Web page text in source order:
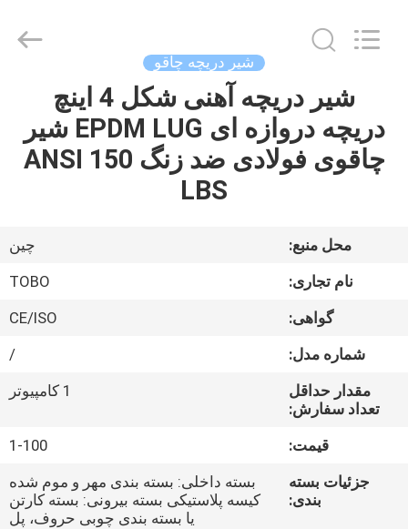
صفحه
اصلی
درباره
کارخانه
کنترل
GROUP
شیر دریچه چاقو
شیر دریچه آهنی شکل 4 اینچ
دریچه دروازه ای EPDM LUG شیر
چاقوی فولادی ضد زنگ ANSI 150
LBS
محل منبع:
چین
نام تجاری:
TOBO
گواهی:
CE/ISO
شماره مدل:
/
مقدار حداقل
تعداد سفارش:
1 کامپیوتر
قیمت:
1-100
جزئیات بسته
بندی:
بسته داخلی: بسته بندی مهر و موم شده
کیسه پلاستیکی بسته بیرونی: بسته کارتن
یا بسته بندی چوبی حروف، پل